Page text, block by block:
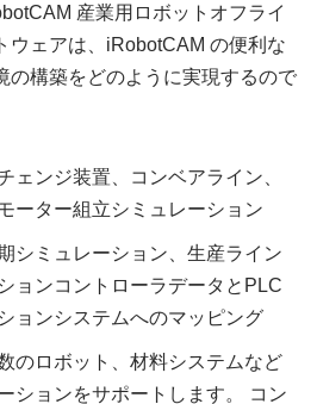
産業用ロボットオフライ
ウェアは、iRobotCAM の便利な
の構築をどのように実現するので
ェンジ装置、コンベアライン、
ーター組立シミュレーション
シミュレーション、生産ライン
ョンコントローラデータとPLC
ョンシステムへのマッピング
のロボット、材料システムなど
ションをサポートします。 コン